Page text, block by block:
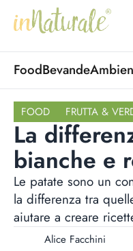
FoodBevande
FOOD FRUTTA &
La
bianche e
Le patate sono un
la differenza tra
aiutare a creare
Alice Facchini